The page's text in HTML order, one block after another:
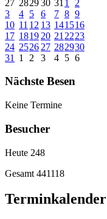
27 282930 31 1
2
3
4 5 6 7 8 9
10 11 12 13 141516
17 1819 20 21 2223
24 2526 27 282930
31
1 2 3 4 5 6
Nächste Besen
Keine Termine
Besucher
Heute 248
Gesamt 441118
Terminkalender